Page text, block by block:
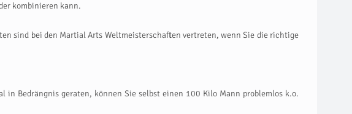
kombinieren kann.
sind bei den Martial Arts Weltmeisterschaften vertreten, wenn Sie die richtige
Bedrängnis geraten, können Sie selbst einen 100 Kilo Mann problemlos k.o.